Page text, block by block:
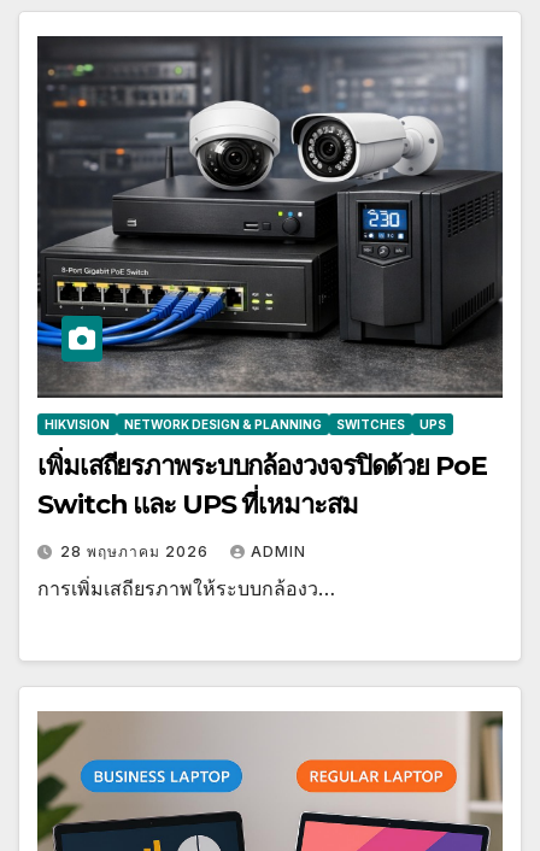
HIKVISION NETWORK DESIGN & PLANNING SWITCHES UPS
เพิ่มเสถียรภาพระบบกล้องวงจรปิดด้วย PoE
Switch และ UPS ที่เหมาะสม
28 พฤษภาคม 2026 ADMIN
การเพิ่มเสถียรภาพให้ระบบกล้องว…